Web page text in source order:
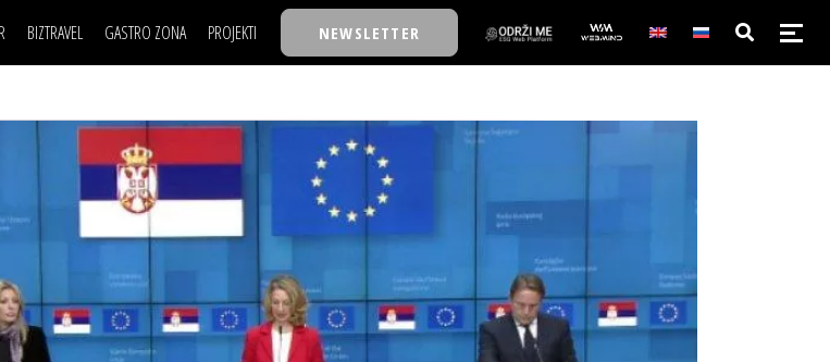
BIZTRAVEL GASTRO ZONA PROJEKTI
30 ISPOD 30
BACK TO OFFICE/SCHOOL
BIZKOLEGIJUM
BMW BIZNIS LIGA
NEWSLETTER
NAJKOLEGA
30 ISPOD 30
BACK TO OFFICE/SCHOOL
BIZBENDOVI
BIZKOLEGIJUM
BMW BIZNIS LIGA
BIZLIFE WEEK
IZJAVA GODINE